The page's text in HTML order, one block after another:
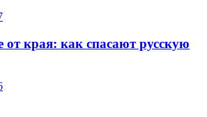
от края: как спасают русскую